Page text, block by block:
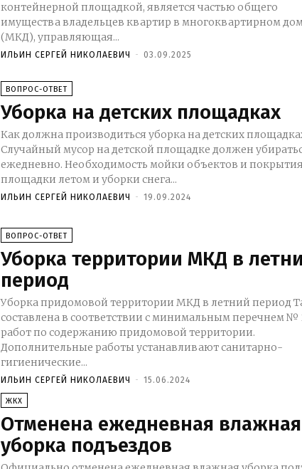
контейнерной площадкой, является частью общего
имущества владельцев квартир в многоквартирном
(МКД), управляющая...
ИЛЬИН СЕРГЕЙ НИКОЛАЕВИЧ - 03.09.2025
ВОПРОС-ОТВЕТ
Уборка на детских площадках
Как должна производиться уборка на детских
Случайный мусор на детской площадке должен
ежедневно. Необходимость мойки объектов и покрытия
площадки летом и уборки снега...
ИЛЬИН СЕРГЕЙ НИКОЛАЕВИЧ - 19.09.2024
ВОПРОС-ОТВЕТ
Уборка территории МКД в
период
Уборка придомовой территории МКД в летний период Таблица
составлена в соответствии с минимальным перечнем №
работ по содержанию придомовой территории.
Дополнительные работы устанавливают санитарно-
гигиенические...
ИЛЬИН СЕРГЕЙ НИКОЛАЕВИЧ - 15.06.2024
ЖКХ
Отменена ежедневная влажная
уборка подъездов